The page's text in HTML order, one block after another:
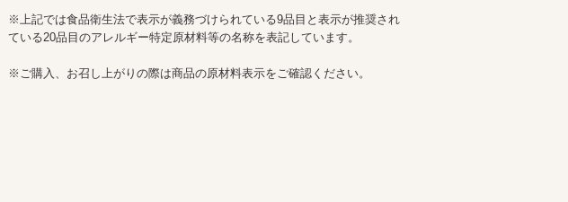
※上記では食品衛生法で表示が義務づけられている9品目と表示が推奨され
ている20品目のアレルギー特定原材料等の名称を表記しています。
※ご購入、お召し上がりの際は商品の原材料表示をご確認ください。